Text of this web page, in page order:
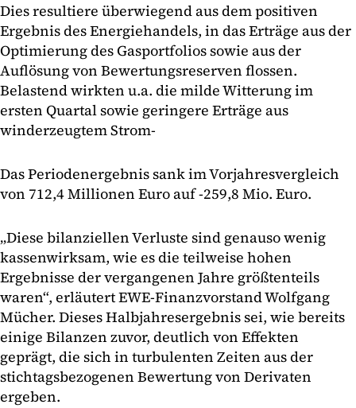
Dies resultiere überwiegend aus dem positiven
Ergebnis des Energiehandels, in das Erträge aus der
Optimierung des Gasportfolios sowie aus der
Auflösung von Bewertungsreserven flossen.
Belastend wirkten u.a. die milde Witterung im
ersten Quartal sowie geringere Erträge aus
winderzeugtem Strom-
Das Periodenergebnis sank im Vorjahresvergleich
von 712,4 Millionen Euro auf -259,8 Mio. Euro.
„Diese bilanziellen Verluste sind genauso wenig
kassenwirksam, wie es die teilweise hohen
Ergebnisse der vergangenen Jahre größtenteils
waren“, erläutert EWE-Finanzvorstand Wolfgang
Mücher. Dieses Halbjahresergebnis sei, wie bereits
einige Bilanzen zuvor, deutlich von Effekten
geprägt, die sich in turbulenten Zeiten aus der
stichtagsbezogenen Bewertung von Derivaten
ergeben.